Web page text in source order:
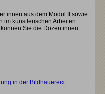
aus dem Modul II sowie
im künstlerischen Arbeiten
Sie die Dozentinnen
in der Bildhauerei«